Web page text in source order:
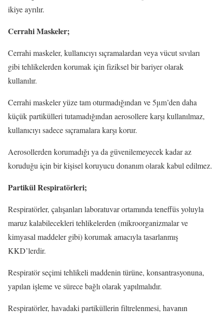
ikiye ayrılır.
Cerrahi Maskeler;
Cerrahi maskeler, kullanıcıyı sıçramalardan veya vücut sıvıları
gibi tehlikelerden korumak için fiziksel bir bariyer olarak
kullanılır.
Cerrahi maskeler yüze tam oturmadığından ve 5μm’den daha
küçük partikülleri tutamadığından aerosollere karşı kullanılmaz,
kullanıcıyı sadece sıçramalara karşı korur.
Aerosollerden korumadığı ya da güvenilemeyecek kadar az
koruduğu için bir kişisel koruyucu donanım olarak kabul edilmez.
Partikül Respiratörleri;
Respiratörler, çalışanları laboratuvar ortamında teneffüs yoluyla
maruz kalabilecekleri tehlikelerden (mikroorganizmalar ve
kimyasal maddeler gibi) korumak amacıyla tasarlanmış
KKD’lerdir.
Respiratör seçimi tehlikeli maddenin türüne, konsantrasyonuna,
yapılan işleme ve sürece bağlı olarak yapılmalıdır.
Respiratörler, havadaki partiküllerin filtrelenmesi, havanın